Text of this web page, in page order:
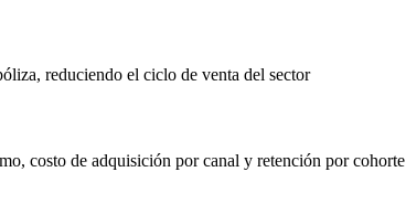
reduciendo el ciclo de venta del sector
costo de adquisición por canal y retención por cohorte